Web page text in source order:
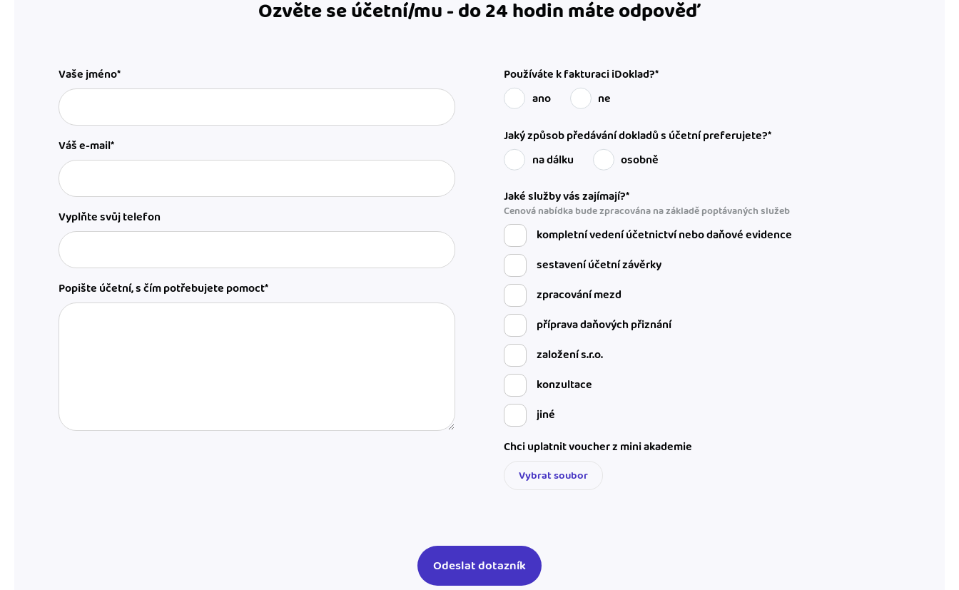
Ozvěte se účetní/mu - do 24 hodin máte odpověď
Vaše jméno*
Váš e-mail*
Vyplňte svůj telefon
Popište účetní, s čím potřebujete pomoct*
Používáte k fakturaci iDoklad?*
ano
ne
Jaký způsob předávání dokladů s účetní preferujete?*
na dálku
osobně
Jaké služby vás zajímají?*
Cenová nabídka bude zpracována na základě poptávaných služeb
kompletní vedení účetnictví nebo daňové evidence
sestavení účetní závěrky
zpracování mezd
příprava daňových přiznání
založení s.r.o.
konzultace
jiné
Chci uplatnit voucher z mini akademie
Vybrat soubor